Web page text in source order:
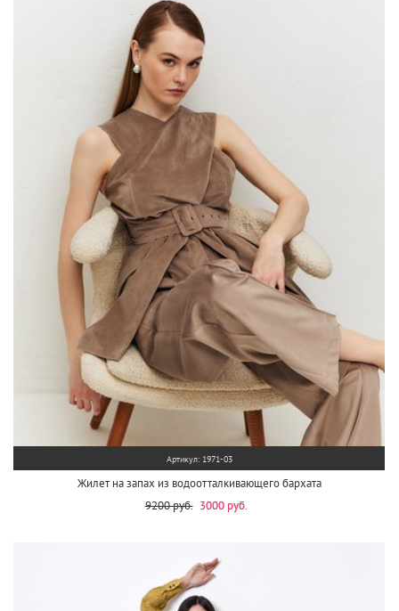
Артикул: 1971-03
Жилет на запах из водоотталкивающего бархата
9200 руб. 3000 руб.